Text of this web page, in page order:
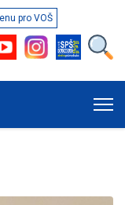
pro VOŠ